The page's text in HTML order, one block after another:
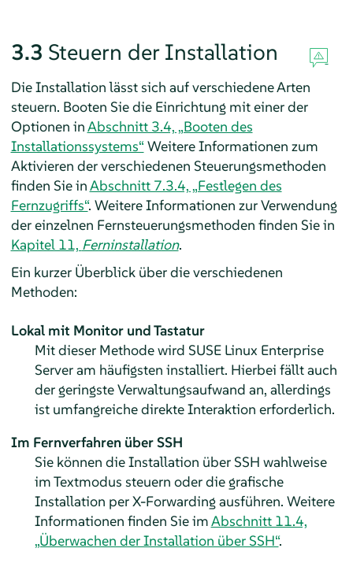
3.3 Steuern der Installation
Die Installation lässt sich auf verschiedene Arten
steuern. Booten Sie die Einrichtung mit einer der
Optionen inAbschnitt 3.4, „Booten des
Installationssystems“Weitere Informationen zum
Aktivieren der verschiedenen Steuerungsmethoden
finden Sie inAbschnitt 7.3.4, „Festlegen des
Fernzugriffs“. Weitere Informationen zur Verwendung
der einzelnen Fernsteuerungsmethoden finden Sie in
Kapitel 11, Ferninstallation.
Ein kurzer Überblick über die verschiedenen
Methoden:
Lokal mit Monitor und Tastatur
Mit dieser Methode wird SUSE Linux Enterprise
Serveram häufigsten installiert. Hierbei fällt auch
der geringste Verwaltungsaufwand an, allerdings
ist umfangreiche direkte Interaktion erforderlich.
Im Fernverfahren über SSH
Sie können die Installation über SSH wahlweise
im Textmodus steuern oder die grafische
Installation per X-Forwarding ausführen. Weitere
Informationen finden Sie imAbschnitt 11.4,
„Überwachen der Installation über SSH“.